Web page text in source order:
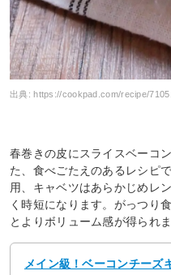
出典:https://cookpad.com/recipe/
春巻きの皮にスライスベーコ
た、食べごたえのあるレシピ
用、キャベツはあらかじめレ
く時短になります。がっつり
とよりボリューム感が得られま
メイン級！ベーコンチー